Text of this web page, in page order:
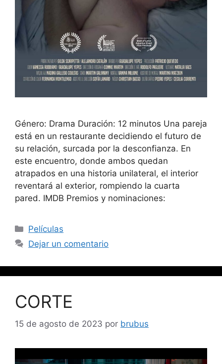
Género: Drama Duración: 12 minutos Una pareja
está en un restaurante decidiendo el futuro de
su relación, surcada por la desconfianza. En
este encuentro, donde ambos quedan
atrapados en una historia unilateral, el interior
reventará al exterior, rompiendo la cuarta
pared. IMDB Premios y nominaciones:
Películas
Dejar un comentario
CORTE
15 de agosto de 2023 por brubus